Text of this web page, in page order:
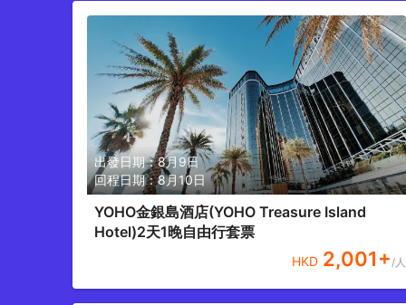
出發日期：8月9日
回程日期：8月10日
YOHO金銀島酒店(YOHO Treasure Island
Hotel)2天1晚自由行套票
HKD 2,001+/人